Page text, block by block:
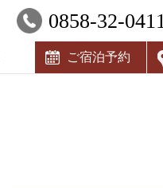
0858-32-0411
ご宿泊予約